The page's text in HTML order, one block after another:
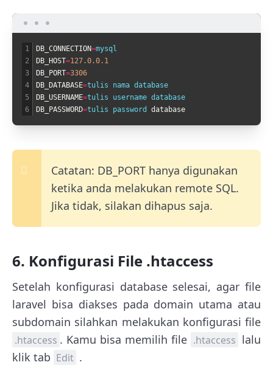
1
2
3
4
5
6
DB_CONNECTION=mysql
DB_HOST=127.0.0.1
DB_PORT=3306
DB_DATABASE=tulis nama database
DB_USERNAME=tulis username database
DB_PASSWORD=tulis password database
Catatan: DB_PORT hanya digunakan
ketika anda melakukan remote SQL.
Jika tidak, silakan dihapus saja.
6. Konfigurasi File .htaccess
Setelah konfigurasi database selesai, agar file
laravel bisa diakses pada domain utama atau
subdomain silahkan melakukan konfigurasi file
.htaccess . Kamu bisa memilih file .htaccess lalu
klik tab Edit .